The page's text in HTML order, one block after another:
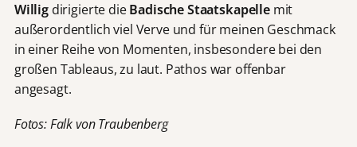
Willigdirigierte dieBadische Staatskapelle mit
außerordentlich viel Verve und für meinen Geschmack
in einer Reihe von Momenten, insbesondere bei den
großen Tableaus, zu laut. Pathos war offenbar
angesagt.
Fotos: Falk von Traubenberg